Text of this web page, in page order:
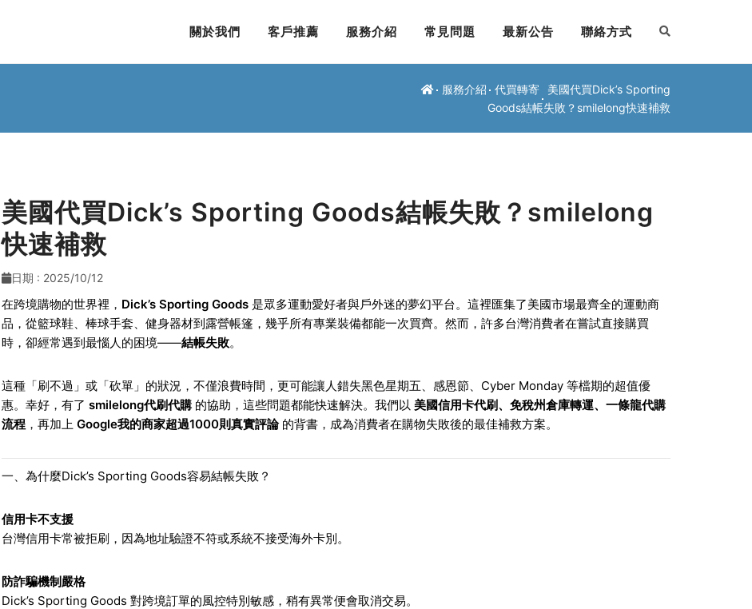
關於我們 客戶推薦 服務介紹 常見問題 最新公告 聯絡方式
服務介紹 代買轉寄
美國代買Dick’s Sporting
Goods結帳失敗？smilelong快速補救
美國代買Dick’s Sporting Goods結帳失敗？smilelong
快速補救
日期 : 2025/10/12
在跨境購物的世界裡， Dick’s Sporting Goods是眾多運動愛好者與戶外迷的夢幻平台。這裡匯集了美國市場最齊全的運動商
品，從籃球鞋、棒球手套、健身器材到露營帳篷，幾乎所有專業裝備都能一次買齊。然而，許多台灣消費者在嘗試直接購買
時，卻經常遇到最惱人的困境——結帳失敗。
這種「刷不過」或「砍單」的狀況，不僅浪費時間，更可能讓人錯失黑色星期五、感恩節、Cyber Monday 等檔期的超值優
惠。幸好，有了 smilelong代刷代購的協助，這些問題都能快速解決。我們以 美國信用卡代刷、免稅州倉庫轉運、一條龍代購
流程，再加上 Google我的商家超過1000則真實評論的背書，成為消費者在購物失敗後的最佳補救方案。
一、為什麼Dick’s Sporting Goods容易結帳失敗？
信用卡不支援
台灣信用卡常被拒刷，因為地址驗證不符或系統不接受海外卡別。
防詐騙機制嚴格
Dick’s Sporting Goods 對跨境訂單的風控特別敏感，稍有異常便會取消交易。